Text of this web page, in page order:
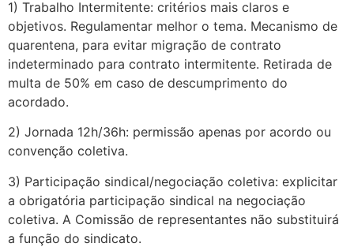
1) Trabalho Intermitente: critérios mais claros e
objetivos. Regulamentar melhor o tema. Mecanismo de
quarentena, para evitar migração de contrato
indeterminado para contrato intermitente. Retirada de
multa de 50% em caso de descumprimento do
acordado.
2) Jornada 12h/36h: permissão apenas por acordo ou
convenção coletiva.
3) Participação sindical/negociação coletiva: explicitar
a obrigatória participação sindical na negociação
coletiva. A Comissão de representantes não substituirá
a função do sindicato.